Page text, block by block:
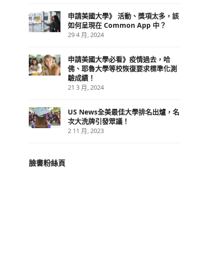
申請美國大學》 活動、獎項太多，該
如何呈現在 Common App 中？
29 4 月, 2024
申請美國大學必看》疫情過去，哈
佛、耶魯大學等校恢復要求標準化測
驗成績！
21 3 月, 2024
US News全美最佳大學排名出爐，名
次大洗牌引發眾議！
2 11 月, 2023
臉書粉絲頁